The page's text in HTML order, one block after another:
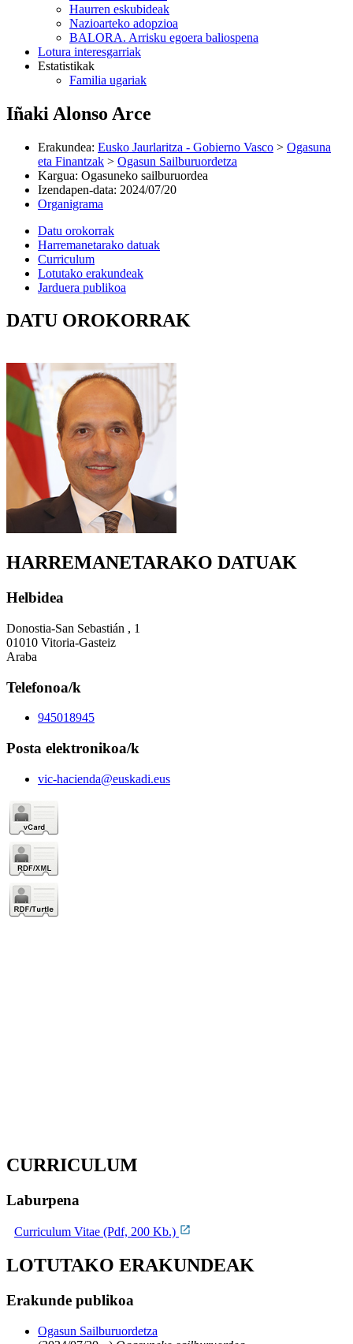
Haurren eskubideak
Nazioarteko adopzioa
BALORA. Arrisku egoera baliospena
Lotura interesgarriak
Estatistikak
Familia ugariak
Iñaki Alonso Arce
Erakundea: Eusko Jaurlaritza - Gobierno Vasco > Ogasuna
eta Finantzak > Ogasun Sailburuordetza
Kargua: Ogasuneko sailburuordea
Izendapen-data: 2024/07/20
Organigrama
Datu orokorrak
Harremanetarako datuak
Curriculum
Lotutako erakundeak
Jarduera publikoa
DATU OROKORRAK
HARREMANETARAKO DATUAK
Helbidea
Donostia-San Sebastián , 1
01010 Vitoria-Gasteiz
Araba
Telefonoa/k
945018945
Posta elektronikoa/k
vic-hacienda@euskadi.eus
CURRICULUM
Laburpena
Curriculum Vitae (Pdf, 200 Kb.)
LOTUTAKO ERAKUNDEAK
Erakunde publikoa
Ogasun Sailburuordetza